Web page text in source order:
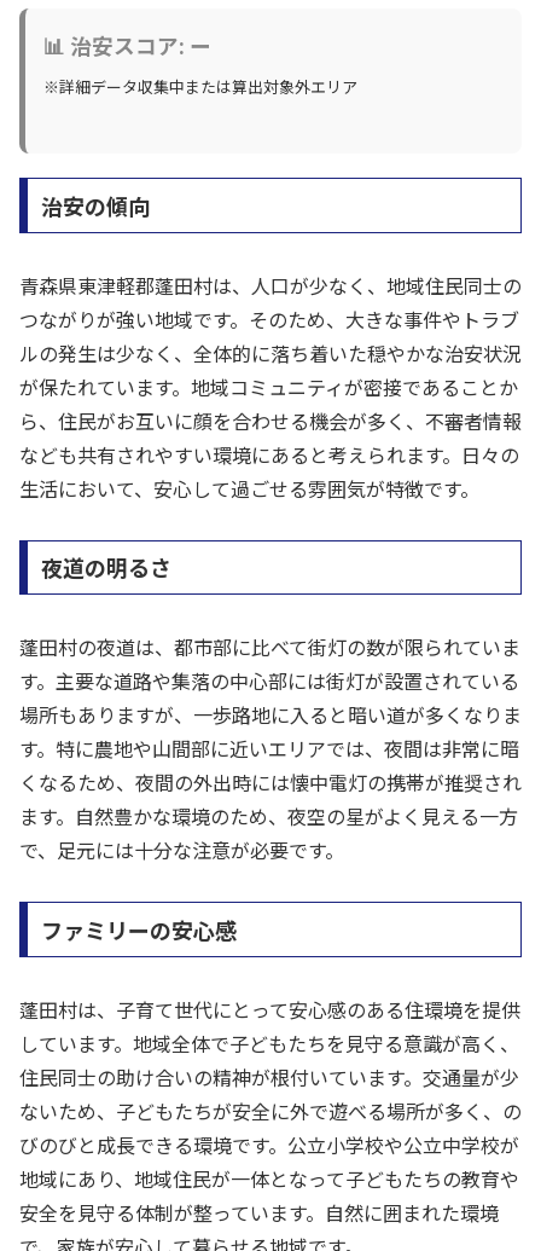
📊 治安スコア: ー
※詳細データ収集中または算出対象外エリア
治安の傾向
青森県東津軽郡蓬田村は、人口が少なく、地域住民同士の
つながりが強い地域です。そのため、大きな事件やトラブ
ルの発生は少なく、全体的に落ち着いた穏やかな治安状況
が保たれています。地域コミュニティが密接であることか
ら、住民がお互いに顔を合わせる機会が多く、不審者情報
なども共有されやすい環境にあると考えられます。日々の
生活において、安心して過ごせる雰囲気が特徴です。
夜道の明るさ
蓬田村の夜道は、都市部に比べて街灯の数が限られていま
す。主要な道路や集落の中心部には街灯が設置されている
場所もありますが、一歩路地に入ると暗い道が多くなりま
す。特に農地や山間部に近いエリアでは、夜間は非常に暗
くなるため、夜間の外出時には懐中電灯の携帯が推奨され
ます。自然豊かな環境のため、夜空の星がよく見える一方
で、足元には十分な注意が必要です。
ファミリーの安心感
蓬田村は、子育て世代にとって安心感のある住環境を提供
しています。地域全体で子どもたちを見守る意識が高く、
住民同士の助け合いの精神が根付いています。交通量が少
ないため、子どもたちが安全に外で遊べる場所が多く、の
びのびと成長できる環境です。公立小学校や公立中学校が
地域にあり、地域住民が一体となって子どもたちの教育や
安全を見守る体制が整っています。自然に囲まれた環境